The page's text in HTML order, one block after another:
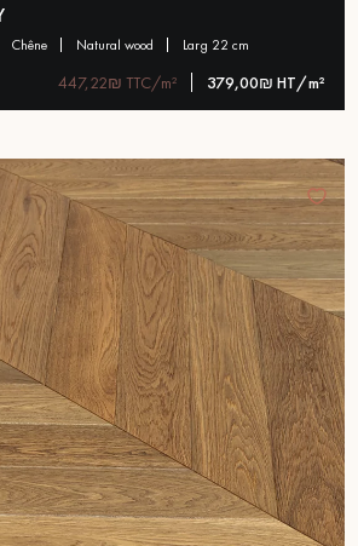
chêne natural wood larg 22 cm
447,22₪ TTC/m² 379,00₪ HT/m²